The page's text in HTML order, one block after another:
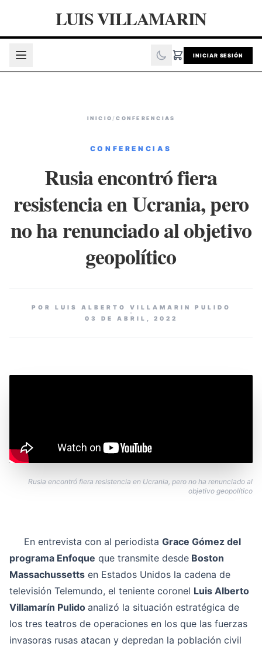
LUIS VILLAMARIN
INICIAR SESIÓN
INICIO /CONFERENCIAS
CONFERENCIAS
Rusia encontró fiera
resistencia en Ucrania, pero
no ha renunciado al objetivo
geopolítico
POR LUIS ALBERTO VILLAMARIN PULIDO
03 DE ABRIL, 2022
Rusia encontró fiera resistencia en Ucrania, pero no ha renunciado al
objetivo geopolítico
En entrevista con al periodista Grace Gómez del
programa Enfoque que transmite desde Boston
Massachussetts en Estados Unidos la cadena de
televisión Telemundo, el teniente coronel Luis Alberto
Villamarín Pulido analizó la situación estratégica de
los tres teatros de operaciones en los que las fuerzas
invasoras rusas atacan y depredan la población civil